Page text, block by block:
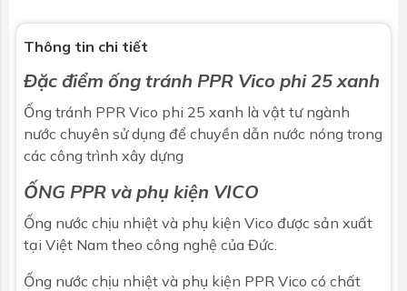
Thông tin chi tiết
Đặc điểm ống tránh PPR Vico phi 25 xanh
Ống tránh PPR Vico phi 25 xanh là vật tư ngành
nước chuyên sử dụng để chuyền dẫn nước nóng trong
các công trình xây dựng
ỐNG PPR và phụ kiện VICO
Ống nước chịu nhiệt và phụ kiện Vico được sản xuất
tại Việt Nam theo công nghệ của Đức.
Ống nước chịu nhiệt và phụ kiện PPR Vico có chất